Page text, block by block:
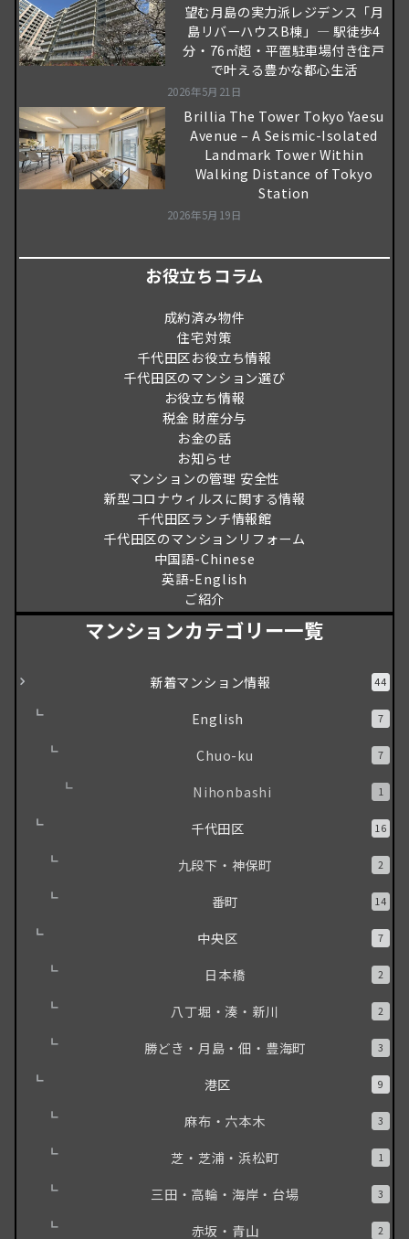
望む月島の実力派レジデンス「月
島リバーハウスB棟」― 駅徒歩4
分・76㎡超・平置駐車場付き住戸
で叶える豊かな都心生活
2026年5月21日
Brillia The Tower Tokyo Yaesu
Avenue – A Seismic-Isolated
Landmark Tower Within
Walking Distance of Tokyo
Station
2026年5月19日
お役立ちコラム
成約済み物件
住宅対策
千代田区お役立ち情報
千代田区のマンション選び
お役立ち情報
税金 財産分与
お金の話
お知らせ
マンションの管理 安全性
新型コロナウィルスに関する情報
千代田区ランチ情報館
千代田区のマンションリフォーム
中国語-Chinese
英語-English
ご紹介
マンションカテゴリー一覧
新着マンション情報 44
English 7
Chuo-ku 7
Nihonbashi 1
千代田区 16
九段下・神保町 2
番町 14
中央区 7
日本橋 2
八丁堀・湊・新川 2
勝どき・月島・佃・豊海町 3
港区 9
麻布・六本木 3
芝・芝浦・浜松町 1
三田・高輪・海岸・台場 3
赤坂・青山 2